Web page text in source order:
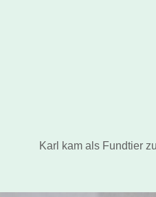
Karl kam als Fundtier